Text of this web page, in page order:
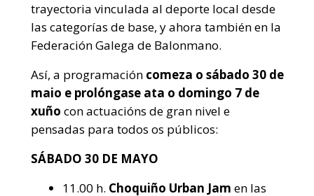
trayectoria vinculada al deporte local desde
las categorías de base, y ahora también en la
Federación Galega de Balonmano.
Así, a programación comeza o sábado 30 de
maio e prolóngase ata o domingo 7 de
xuño con actuacións de gran nivel e
pensadas para todos os públicos:
SÁBADO 30 DE MAYO
11.00 h. Choquiño Urban Jam en las